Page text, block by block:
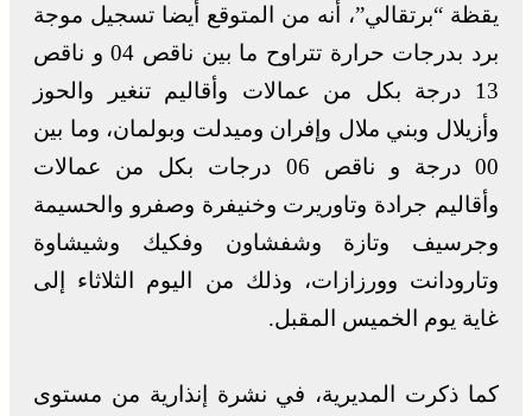
يقظة “برتقالي”، أنه من المتوقع أيضا تسجيل موجة
برد بدرجات حرارة تتراوح ما بين ناقص 04 و ناقص
13 درجة بكل من عمالات وأقاليم تنغير والحوز
وأزيلال وبني ملال وإفران وميدلت وبولمان، وما بين
00 درجة و ناقص 06 درجات بكل من عمالات
وأقاليم جرادة وتاوريرت وخنيفرة وصفرو والحسيمة
وجرسيف وتازة وشفشاون وفكيك وشيشاوة
وتارودانت وورزازات، وذلك من اليوم الثلاثاء إلى
غاية يوم الخميس المقبل.
كما ذكرت المديرية، في نشرة إنذارية من مستوى